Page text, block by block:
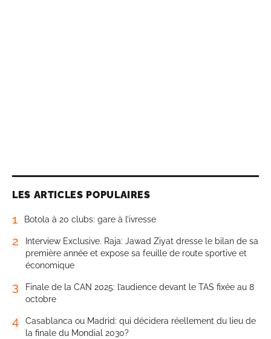
LES ARTICLES POPULAIRES
1 Botola à 20 clubs: gare à l’ivresse
2
Interview Exclusive. Raja: Jawad Ziyat dresse le bilan de sa
première année et expose sa feuille de route sportive et
économique
3
Finale de la CAN 2025: l’audience devant le TAS fixée au 8
octobre
4
Casablanca ou Madrid: qui décidera réellement du lieu de
la finale du Mondial 2030?